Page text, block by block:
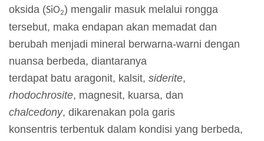
s
i
P
a
m
e
r
a
oksida (SiO2) mengalir masuk melalui rongga
tersebut, maka endapan akan memadat dan
berubah menjadi mineral berwarna-warni dengan
nuansa berbeda, diantaranya
terdapat batu aragonit, kalsit, siderite,
rhodochrosite, magnesit, kuarsa, dan
chalcedony, dikarenakan pola garis
konsentris terbentuk dalam kondisi yang berbeda,